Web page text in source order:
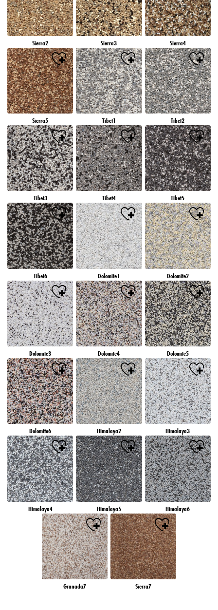
Sierra2 Sierra3 Sierra4
Sierra5 Tibet1 Tibet2
Tibet3 Tibet4 Tibet5
Tibet6 Dolomite1 Dolomite2
Dolomite3 Dolomite4 Dolomite5
Dolomite6 Himalaya2 Himalaya3
Himalaya4 Himalaya5 Himalaya6
Granada7 Sierra7